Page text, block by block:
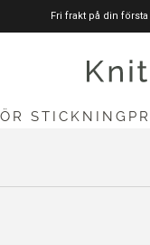
Fri frakt på din
STICKNING